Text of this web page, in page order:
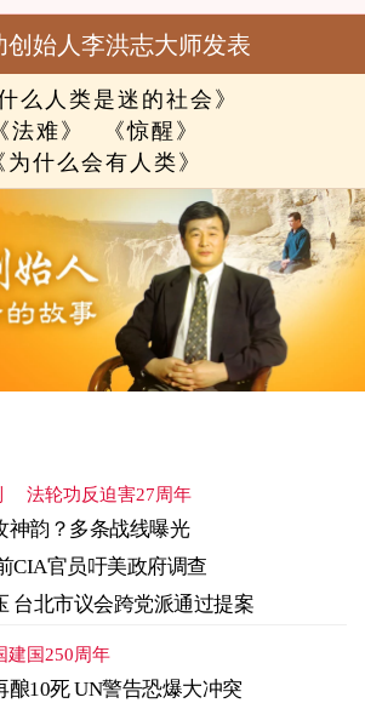
创始人李洪志大师发表
么人类是迷的社会》
《法难》
《惊醒》
为什么会有人类》
法轮功反迫害27周年
神韵？多条战线曝光
CIA官员吁美政府调查
台北市议会跨党派通过提案
建国250周年
酿10死 UN警告恐爆大冲突